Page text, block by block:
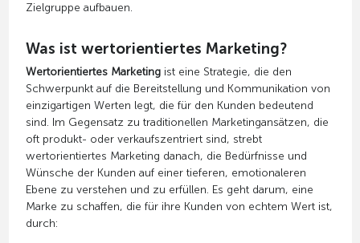
Zielgruppe aufbauen.
Was ist wertorientiertes Marketing?
Wertorientiertes Marketingist eine Strategie, die den
Schwerpunkt auf die Bereitstellung und Kommunikation von
einzigartigen Werten legt, die für den Kunden bedeutend
sind. Im Gegensatz zu traditionellen Marketingansätzen, die
oft produkt- oder verkaufszentriert sind, strebt
wertorientiertes Marketing danach, die Bedürfnisse und
Wünsche der Kunden auf einer tieferen, emotionaleren
Ebene zu verstehen und zu erfüllen. Es geht darum, eine
Marke zu schaffen, die für ihre Kunden von echtem Wert ist,
durch: